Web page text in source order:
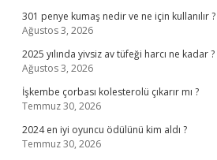
301 penye kumaş nedir ve ne için kullanılır ?
Ağustos 3, 2026
2025 yılında yivsiz av tüfeği harcı ne kadar ?
Ağustos 3, 2026
İşkembe çorbası kolesterolü çıkarır mı ?
Temmuz 30, 2026
2024 en iyi oyuncu ödülünü kim aldı ?
Temmuz 30, 2026